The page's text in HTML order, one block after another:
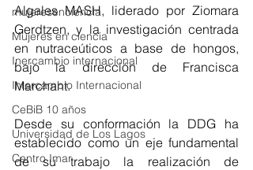
mujeresenciencia
Mujeres en ciencia
Inercambio internacional
Intercambio Internacional
CeBiB 10 años
Universidad de Los Lagos
Centro Imar
Algales MASH, liderado por Ziomara
Gerdtzen, y la investigación centrada
en nutraceúticos a base de hongos,
bajo la dirección de Francisca
Marchant.
Desde su conformación la DDG ha
establecido como un eje fundamental
de su trabajo la realización de